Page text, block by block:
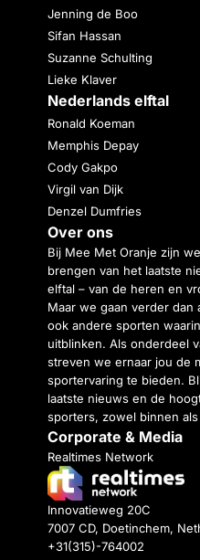
Jenning de Boo
Sifan Hassan
Suzanne Schulting
Lieke Klaver
Nederlands elftal
Ronald Koeman
Memphis Depay
Cody Gakpo
Virgil van Dijk
Denzel Dumfries
Over ons
Bij Mee Met Oranje zijn
brengen van het laatste
elftal – van de heren en
Maar we gaan verder dan
ook andere sporten
uitblinken. Als onderdeel
streven we ernaar jou de
sportervaring te bieden.
laatste nieuws en de
sporters, zowel binnen
Corporate & Media
Realtimes Network
Innovatieweg 20C
7007 CD, Doetinchem,
+31(315)-764002